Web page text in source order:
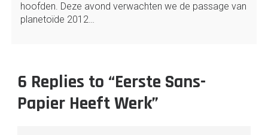
hoofden. Deze avond verwachten we de passage van
planetoïde 2012…
6 Replies to “Eerste Sans-
Papier Heeft Werk”